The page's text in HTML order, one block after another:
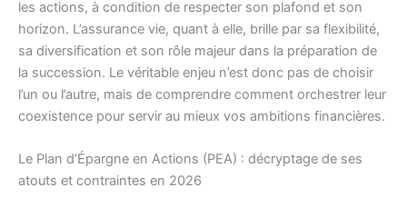
les actions, à condition de respecter son plafond et son
horizon. L’assurance vie, quant à elle, brille par sa flexibilité,
sa diversification et son rôle majeur dans la préparation de
la succession. Le véritable enjeu n’est donc pas de choisir
l’un ou l’autre, mais de comprendre comment orchestrer leur
coexistence pour servir au mieux vos ambitions financières.
Le Plan d’Épargne en Actions (PEA) : décryptage de ses
atouts et contraintes en 2026